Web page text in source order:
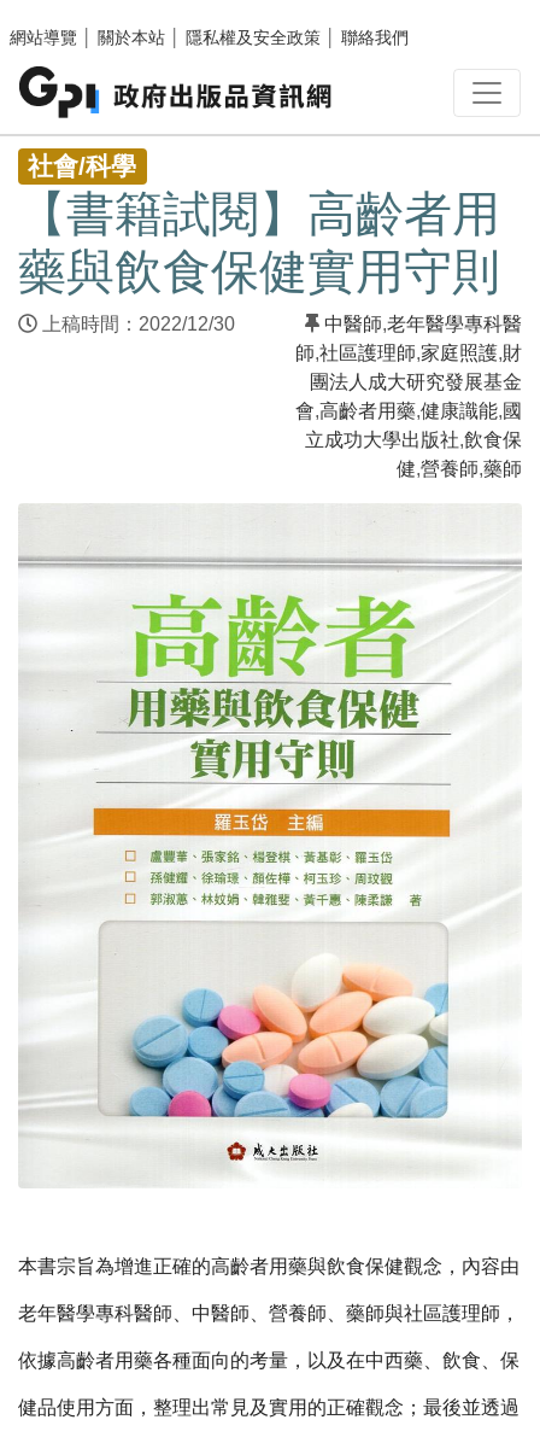
網站導覽
關於本站 隱私權及安全政策 聯絡我們
:::
社會/科學
【書籍試閱】高齡者用
藥與飲食保健實用守則
上稿時間：2022/12/30 中醫師,老年醫學專科醫
師,社區護理師,家庭照護,財
團法人成大研究發展基金
會,高齡者用藥,健康識能,國
立成功大學出版社,飲食保
健,營養師,藥師
本書宗旨為增進正確的高齡者用藥與飲食保健觀念，內容由
老年醫學專科醫師、中醫師、營養師、藥師與社區護理師，
依據高齡者用藥各種面向的考量，以及在中西藥、飲食、保
健品使用方面，整理出常見及實用的正確觀念；最後並透過